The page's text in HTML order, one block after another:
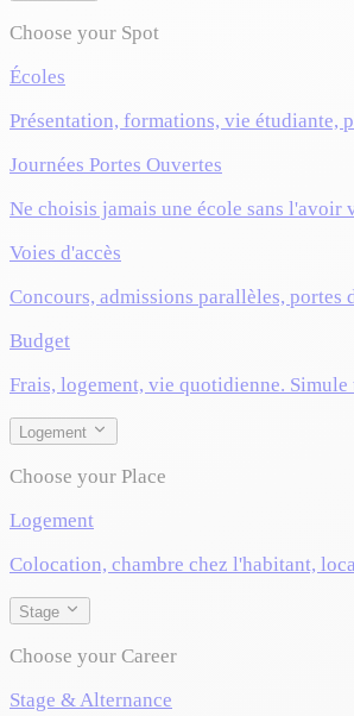
Choose your Spot
Écoles
Présentation, formations, vie étudiante,
Journées Portes Ouvertes
Ne choisis jamais une école sans l'avoir
Voies d'accès
Concours, admissions parallèles, portes
Budget
Frais, logement, vie quotidienne.
Logement
Choose your Place
Logement
Colocation, chambre chez l'habitant,
Stage
Choose your Career
Stage & Alternance